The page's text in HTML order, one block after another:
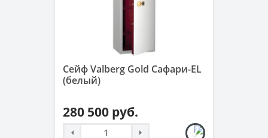
Сейф Valberg Gold Сафари-EL
(белый)
280 500 руб.